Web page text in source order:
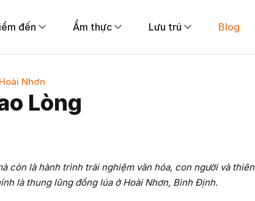
đến Ẩm thực Lưu trú Blog
Nhơn
Lòng
còn là hành trình trải nghiệm văn hóa, con người và thiên
là thung lũng đồng lúa ở Hoài Nhơn, Bình Định.